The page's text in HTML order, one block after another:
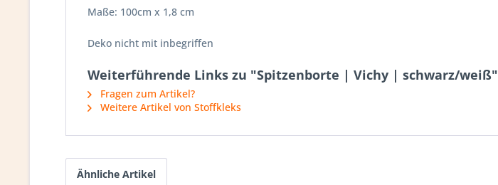
Maße: 100cm x 1,8 cm
Deko nicht mit inbegriffen
Weiterführende Links zu "Spitzenborte | Vichy | schwarz/weiß"
Fragen zum Artikel?
Weitere Artikel von Stoffkleks
Ähnliche Artikel